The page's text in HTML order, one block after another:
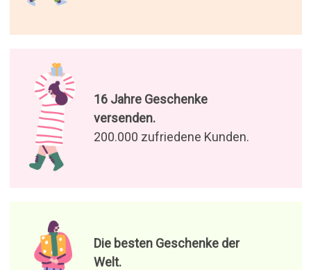
16 Jahre Geschenke
versenden.
200.000 zufriedene Kunden.
Die besten Geschenke der
Welt.